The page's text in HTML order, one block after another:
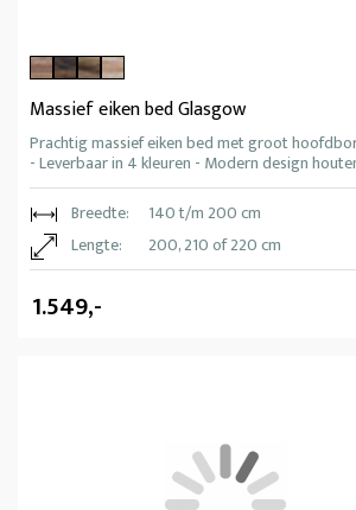
Massief eiken bed Glasgow
Prachtig massief eiken bed met groot
- Leverbaar in 4 kleuren - Modern design
Breedte:
140 t/m 200 cm
Lengte:
200, 210 of 220 cm
1.549,-